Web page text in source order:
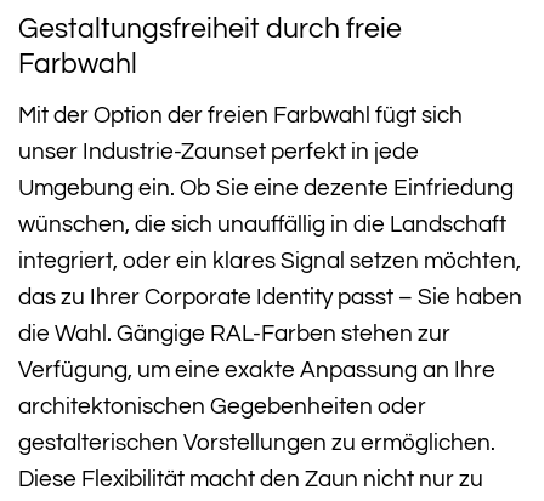
Gestaltungsfreiheit durch freie
Farbwahl
Mit der Option der freien Farbwahl fügt sich
unser Industrie-Zaunset perfekt in jede
Umgebung ein. Ob Sie eine dezente Einfriedung
wünschen, die sich unauffällig in die Landschaft
integriert, oder ein klares Signal setzen möchten,
das zu Ihrer Corporate Identity passt – Sie haben
die Wahl. Gängige RAL-Farben stehen zur
Verfügung, um eine exakte Anpassung an Ihre
architektonischen Gegebenheiten oder
gestalterischen Vorstellungen zu ermöglichen.
Diese Flexibilität macht den Zaun nicht nur zu